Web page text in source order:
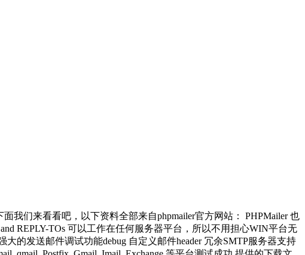
我们来看看吧，以下资料全部来自phpmailer官方网站： PHPMailer 也
REPLY-TOs 可以工作在任何服务器平台，所以不用担心WIN平台无
的发送邮件调试功能debug 自定义邮件header 冗余SMTP服务器支持